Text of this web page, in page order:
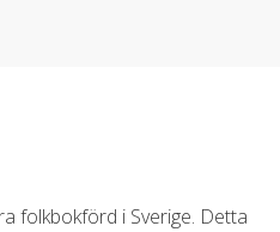
folkbokförd i Sverige. Detta